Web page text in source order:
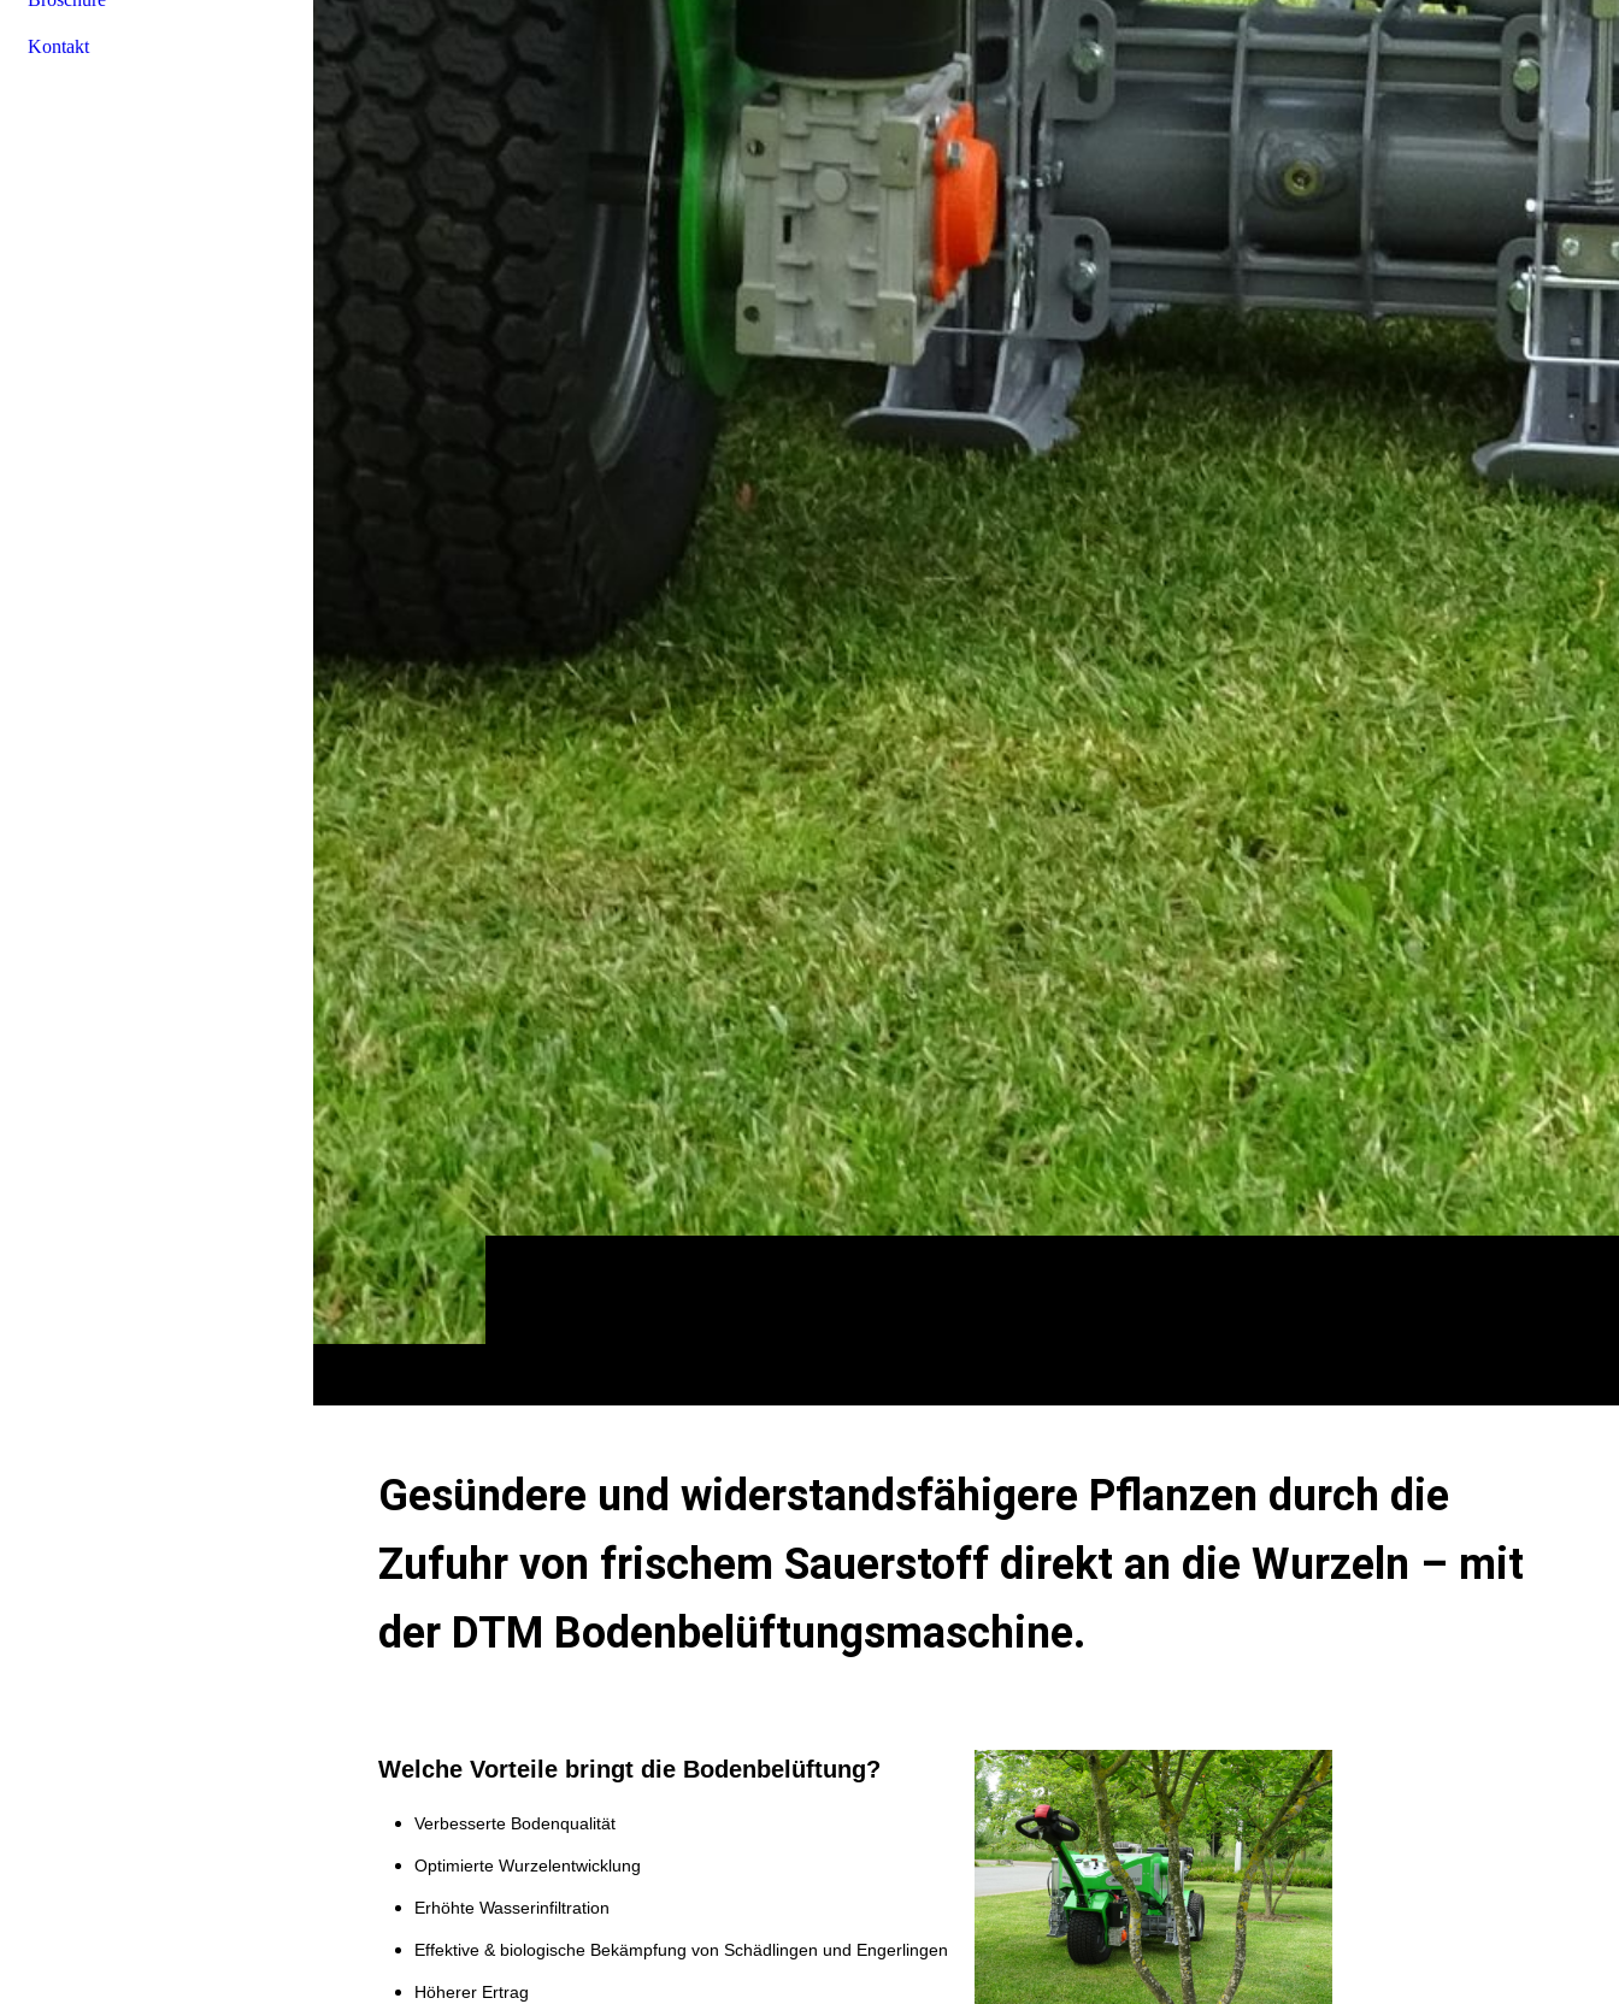
Gesündere und widerstandsfähigere Pflanzen durch die
Zufuhr von frischem Sauerstoff direkt an die Wurzeln – mit
der DTM Bodenbelüftungsmaschine.
Welche Vorteile bringt die Bodenbelüftung?
Verbesserte Bodenqualität
Optimierte Wurzelentwicklung
Erhöhte Wasserinfiltration
Effektive & biologische Bekämpfung von Schädlingen und Engerlingen
Höherer Ertrag
Kontakt